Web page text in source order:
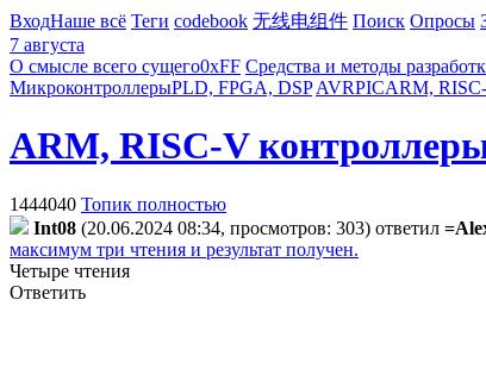
ВходНаше всё Теги codebook 无线电组件 Поиск Опросы
7 августа
О смысле всего сущего0xFF Средства и методы
МикроконтроллерыPLD, FPGA, DSP AVRPICARM,
ARM, RISC-V
1444040 Топик полностью
Int08 (20.06.2024 08:34, просмотров: 303) ответил
максимум три чтения и результат получен.
Четыре чтения
Ответить